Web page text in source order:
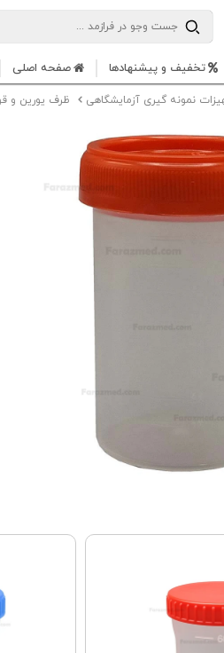
تخفیف و پیشنهادها صفحه اصلی
نمونه گیری آزمایشگاهی ظرف یورین و